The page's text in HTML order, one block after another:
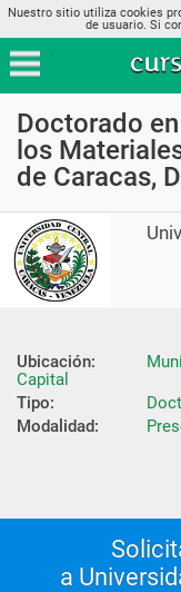
Nuestro sitio utiliza cookies
de usuario. Si
Doctorado
los
de Caracas,
Ubicación:
Capital
Tipo:
Modalidad:
a